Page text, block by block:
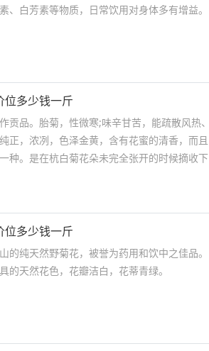
白芳素等物质，日常饮用对身体多有增益。
位多少钱一斤
品。胎菊，性微寒;味辛甘苦，能疏散风热、
正，浓冽，色泽金黄，含有花蜜的清香，而且
种。是在杭白菊花朵未完全张开的时候摘收下
位多少钱一斤
纯天然野菊花，被誉为药用和饮中之佳品。
的天然花色，花瓣洁白，花蒂青绿。